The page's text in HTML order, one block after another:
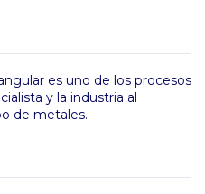
es uno de los procesos
y la industria al
de metales.